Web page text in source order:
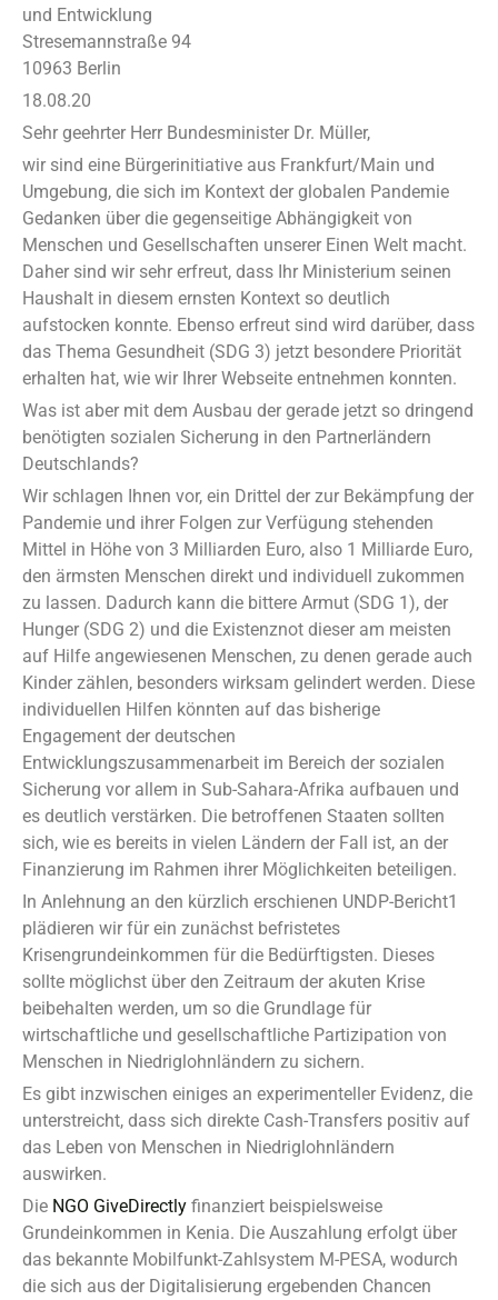
und Entwicklung
Stresemannstraße 94
10963 Berlin
18.08.20
Sehr geehrter Herr Bundesminister Dr. Müller,
wir sind eine Bürgerinitiative aus Frankfurt/Main und
Umgebung, die sich im Kontext der globalen Pandemie
Gedanken über die gegenseitige Abhängigkeit von
Menschen und Gesellschaften unserer Einen Welt macht.
Daher sind wir sehr erfreut, dass Ihr Ministerium seinen
Haushalt in diesem ernsten Kontext so deutlich
aufstocken konnte. Ebenso erfreut sind wird darüber, dass
das Thema Gesundheit (SDG 3) jetzt besondere Priorität
erhalten hat, wie wir Ihrer Webseite entnehmen konnten.
Was ist aber mit dem Ausbau der gerade jetzt so dringend
benötigten sozialen Sicherung in den Partnerländern
Deutschlands?
Wir schlagen Ihnen vor, ein Drittel der zur Bekämpfung der
Pandemie und ihrer Folgen zur Verfügung stehenden
Mittel in Höhe von 3 Milliarden Euro, also 1 Milliarde Euro,
den ärmsten Menschen direkt und individuell zukommen
zu lassen. Dadurch kann die bittere Armut (SDG 1), der
Hunger (SDG 2) und die Existenznot dieser am meisten
auf Hilfe angewiesenen Menschen, zu denen gerade auch
Kinder zählen, besonders wirksam gelindert werden. Diese
individuellen Hilfen könnten auf das bisherige
Engagement der deutschen
Entwicklungszusammenarbeit im Bereich der sozialen
Sicherung vor allem in Sub-Sahara-Afrika aufbauen und
es deutlich verstärken. Die betroffenen Staaten sollten
sich, wie es bereits in vielen Ländern der Fall ist, an der
Finanzierung im Rahmen ihrer Möglichkeiten beteiligen.
In Anlehnung an den kürzlich erschienen UNDP-Bericht1
plädieren wir für ein zunächst befristetes
Krisengrundeinkommen für die Bedürftigsten. Dieses
sollte möglichst über den Zeitraum der akuten Krise
beibehalten werden, um so die Grundlage für
wirtschaftliche und gesellschaftliche Partizipation von
Menschen in Niedriglohnländern zu sichern.
Es gibt inzwischen einiges an experimenteller Evidenz, die
unterstreicht, dass sich direkte Cash-Transfers positiv auf
das Leben von Menschen in Niedriglohnländern
auswirken.
Die NGO GiveDirectly finanziert beispielsweise
Grundeinkommen in Kenia. Die Auszahlung erfolgt über
das bekannte Mobilfunkt-Zahlsystem M-PESA, wodurch
die sich aus der Digitalisierung ergebenden Chancen